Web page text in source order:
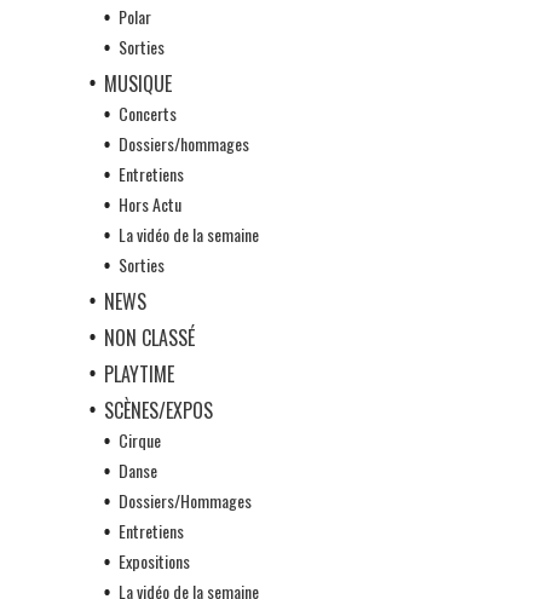
Polar
Sorties
MUSIQUE
Concerts
Dossiers/hommages
Entretiens
Hors Actu
La vidéo de la semaine
Sorties
NEWS
NON CLASSÉ
PLAYTIME
SCÈNES/EXPOS
Cirque
Danse
Dossiers/Hommages
Entretiens
Expositions
La vidéo de la semaine